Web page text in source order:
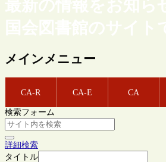
最新の情報をお知ら
国会図書館のサイト
メインメニュー
CA-R CA-E CA
検索フォーム
詳細検索
タイトル